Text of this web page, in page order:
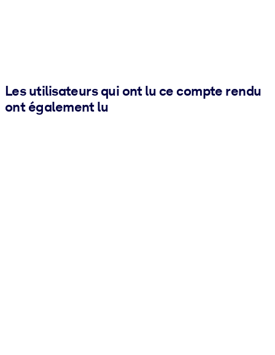
Les utilisateurs qui ont lu ce compte rendu
ont également lu